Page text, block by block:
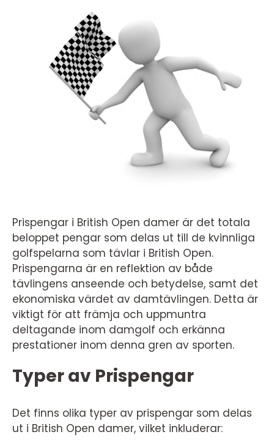
Prispengar i British Open damer är det totala
beloppet pengar som delas ut till de kvinnliga
golfspelarna som tävlar i British Open.
Prispengarna är en reflektion av både
tävlingens anseende och betydelse, samt det
ekonomiska värdet av damtävlingen. Detta är
viktigt för att främja och uppmuntra
deltagande inom damgolf och erkänna
prestationer inom denna gren av sporten.
Typer av Prispengar
Det finns olika typer av prispengar som delas
ut i British Open damer, vilket inkluderar: